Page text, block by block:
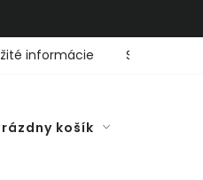
informácie Servis
KOŠÍK
košík